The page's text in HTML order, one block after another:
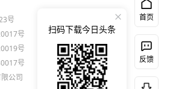
号
号
号
号
公司
首页
反馈
扫码下载今日头条